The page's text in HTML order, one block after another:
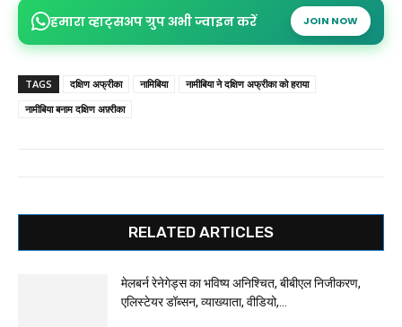
हमारा व्हाट्सअप ग्रुप अभी ज्वाइन करें JOIN NOW
TAGS दक्षिण अफ्रीका नामिबिया
नामीबिया ने दक्षिण अफ्रीका को हराया
नामीबिया बनाम दक्षिण अफ़्रीका
RELATED ARTICLES
मेलबर्न रेनेगेड्स का भविष्य अनिश्चित, बीबीएल निजीकरण,
एलिस्टेयर डॉब्सन, व्याख्याता, वीडियो,...